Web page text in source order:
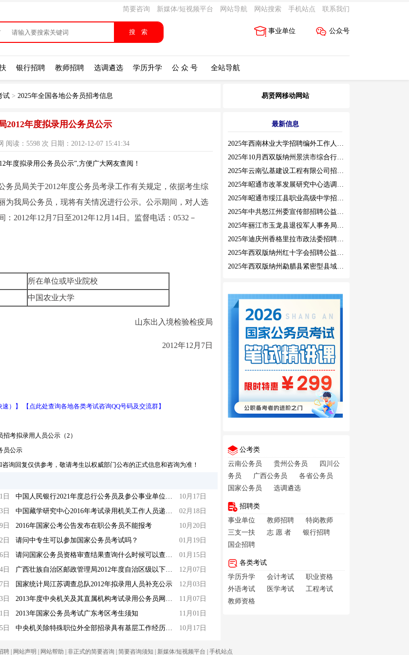
简要咨询 新媒体/短视频平台 网站导航 网站搜索 手机站点 联系我们
公众号
事业单位
银行招聘 教师招聘 选调遴选 学历升学 公 众 号 全站导航
试 > 2025年全国各地公务员招考信息
2012年度拟录用公务员公示
读：5598 次 日期：2012-12-07 15:41:34
年度拟录用公务员公示”,方便广大网友查阅！
员局关于2012年度公务员考录工作有关规定，依据考生综
为我局公务员，现将有关情况进行公示。公示期间，对人选
2012年12月7日至2012年12月14日。监督电话：0532－
所在单位或毕业院校
中国农业大学
山东出入境检验检疫局
2012年12月7日
）】
【点此处查询各地各类考试咨询QQ号码及交流群】
考拟录用人员公示（2）
员公示
询回复仅供参考，敬请考生以权威部门公布的正式信息和咨询为准！
日 中国人民银行2021年度总行公务员及参公事业单位工作人员考录公告
10月17日
日 中国藏学研究中心2016年考试录用机关工作人员递补公告
02月18日
日 2016年国家公考公告发布在职公务员不能报考
10月20日
日 请问中专生可以参加国家公务员考试吗？
01月19日
日 请问国家公务员资格审查结果查询什么时候可以查询？
01月15日
日 广西壮族自治区邮政管理局2012年度自治区级以下公务员招考拟录用人员公示（2）
12月07日
日 国家统计局江苏调查总队2012年拟录用人员补充公示
12月03日
日 2013年度中央机关及其直属机构考试录用公务员网上报名确认时间延长公告
11月07日
日 2013年国家公务员考试广东考区考生须知
11月01日
日 中央机关除特殊职位外全部招录具有基层工作经历的人员 10月17日
易贤网移动网站
最新信息
2025年西南林业大学招聘编外工作人员公告（三）
2025年10月西双版纳州景洪市综合行政执法局招聘人员公告
2025年云南弘基建设工程有限公司招聘公告
2025年昭通市改革发展研究中心选调工作人员职业素质测评通告
2025年昭通市绥江县职业高级中学招聘编外紧缺临聘数学教师公告
2025年中共怒江州委宣传部招聘公益性岗位公告
2025年丽江市玉龙县退役军人事务局公益性岗位招聘公告
2025年迪庆州香格里拉市政法委招聘公益性岗位公告
2025年西双版纳州红十字会招聘公益性岗位人员公告
2025年西双版纳州勐腊县紧密型县域医共体招聘编外人员公告
公考类
云南公务员
贵州公务员
四川公
务员
广西公务员
各省公务员
国家公务员
选调遴选
招聘类
事业单位
教师招聘
特岗教师
三支一扶
志 愿 者
银行招聘
国企招聘
各类考试
学历升学
会计考试
职业资格
外语考试
医学考试
工程考试
教师资格
聘| 网站声明 网站帮助 非正式的简要咨询 简要咨询须知 新媒体/短视频平台 手机站点